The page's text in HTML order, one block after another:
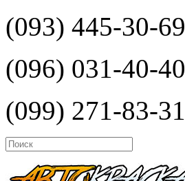
(093) 445-30-69
(096) 031-40-40
(099) 271-83-31